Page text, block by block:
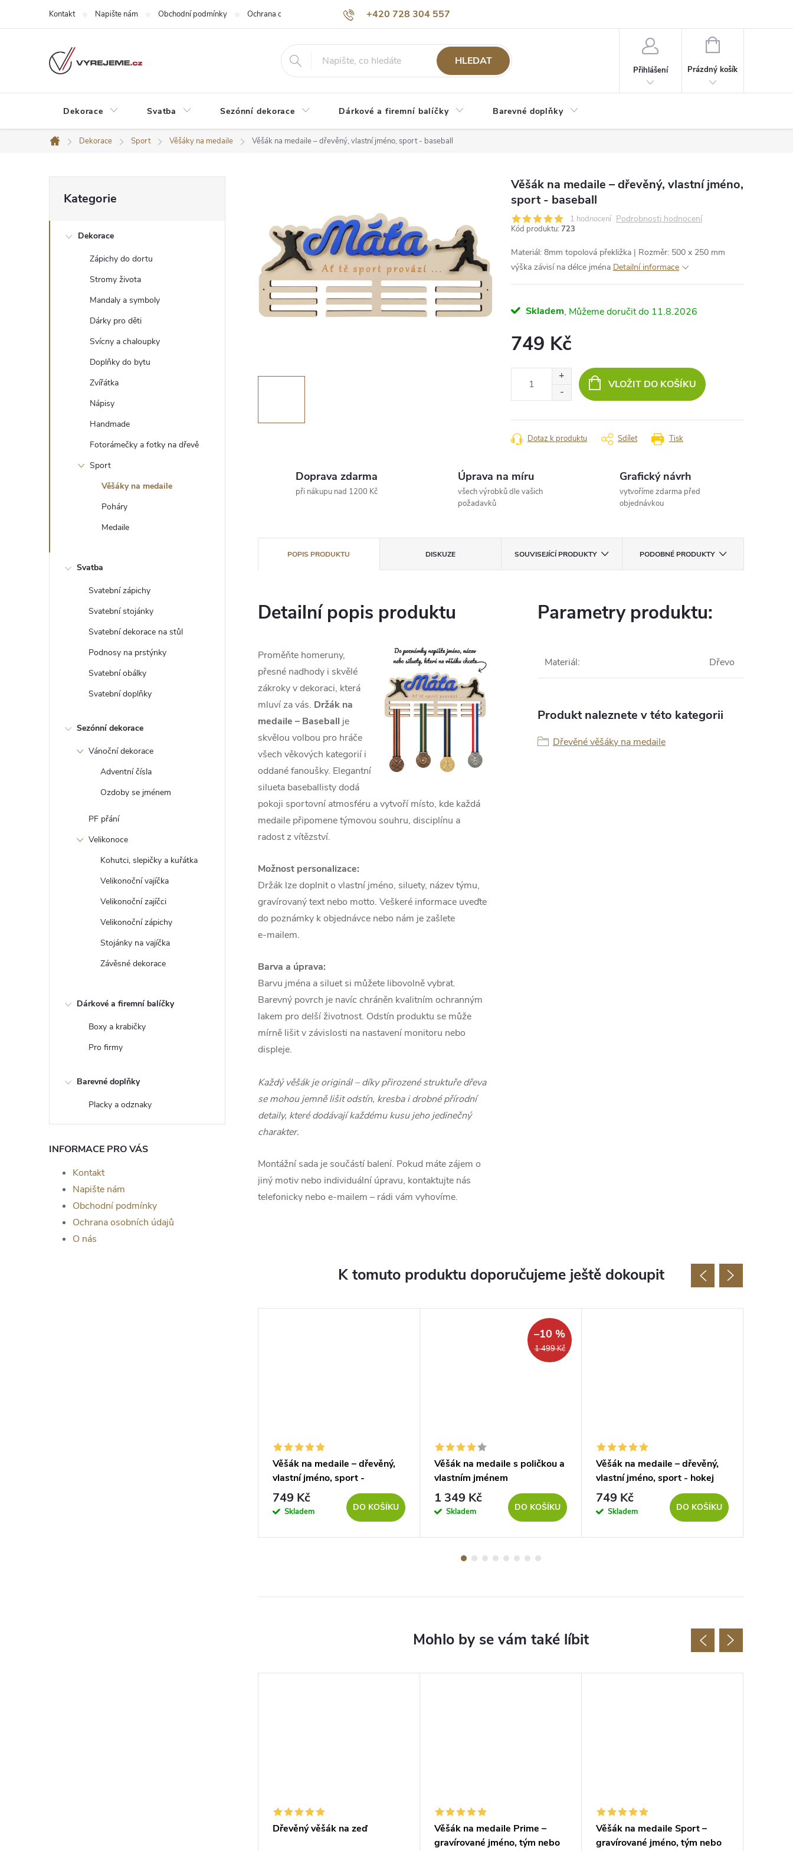
+420 728 304 557
Kontakt Napište nám Obchodní podmínky Ochrana osobních údajů O nás
HLEDAT
Přihlášení
NÁKUPNÍ
Prázdný košík
Dekorace Svatba Sezónní dekorace Dárkové a firemní balíčky Barevné doplňky
Domů
Dekorace Sport Věšáky na medaile Věšák na medaile – dřevěný, vlastní jméno, sport - baseball
o
e
kategorie
Kategorie
Dekorace
Zápichy do dortu
Stromy života
Mandaly a symboly
Dárky pro děti
Svícny a chaloupky
Doplňky do bytu
Zvířátka
Nápisy
Handmade
Fotorámečky a fotky na dřevě
Sport
Věšáky na medaile
Poháry
Medaile
Svatba
Svatební zápichy
Svatební stojánky
Svatební dekorace na stůl
Podnosy na prstýnky
Svatební obálky
Svatební doplňky
Sezónní dekorace
Vánoční dekorace
Adventní čísla
Ozdoby se jménem
PF přání
Velikonoce
Kohutci, slepičky a kuřátka
Velikonoční vajíčka
Velikonoční zajíčci
Velikonoční zápichy
Stojánky na vajíčka
Závěsné dekorace
Dárkové a firemní balíčky
Boxy a krabičky
Pro firmy
Barevné doplňky
Placky a odznaky
INFORMACE PRO VÁS
Kontakt
Napište nám
Obchodní podmínky
Ochrana osobních údajů
O nás
Věšák na medaile – dřevěný, vlastní jméno,
sport - baseball
1 hodnocení Podrobnosti hodnocení
Kód produktu: 723
Materiál: 8mm topolová překližka | Rozměr: 500 x 250 mm
výška závisí na délce jména Detailní informace
Skladem 11.8.2026
749 Kč
VLOŽIT DO KOŠÍKU
Tisk
Dotaz k produktu Sdílet
Doprava zdarma
při nákupu nad 1200 Kč
Úprava na míru
všech výrobků dle vašich
požadavků
Grafický návrh
vytvoříme zdarma před
objednávkou
POPIS PRODUKTU DISKUZE SOUVISEJÍCÍ PRODUKTY PODOBNÉ PRODUKTY
Detailní popis produktu
Proměňte homeruny,
přesné nadhody i skvělé
zákroky v dekoraci, která
mluví za vás. Držák na
medaile – Baseball je
skvělou volbou pro hráče
všech věkových kategorií i
oddané fanoušky. Elegantní
silueta baseballisty dodá
pokoji sportovní atmosféru a vytvoří místo, kde každá
medaile připomene týmovou souhru, disciplínu a
radost z vítězství.
Možnost personalizace:
Držák lze doplnit o vlastní jméno, siluety, název týmu,
gravírovaný text nebo motto. Veškeré informace uveďte
do poznámky k objednávce nebo nám je zašlete
e‑mailem.
Barva a úprava:
Barvu jména a siluet si můžete libovolně vybrat.
Barevný povrch je navíc chráněn kvalitním ochranným
lakem pro delší životnost. Odstín produktu se může
mírně lišit v závislosti na nastavení monitoru nebo
displeje.
Každý věšák je originál – díky přirozené struktuře dřeva
se mohou jemně lišit odstín, kresba i drobné přírodní
detaily, které dodávají každému kusu jeho jedinečný
charakter.
Montážní sada je součástí balení. Pokud máte zájem o
jiný motiv nebo individuální úpravu, kontaktujte nás
telefonicky nebo e‑mailem – rádi vám vyhovíme.
Parametry produktu:
Materiál: Dřevo
Produkt naleznete v této kategorii
Dřevěné věšáky na medaile
K tomuto produktu doporučujeme ještě dokoupit
Věšák na medaile – dřevěný,
vlastní jméno, sport -
rychlostní kanoistika
749 Kč
Skladem DO KOŠÍKU
1 499 Kč
–10 %
Věšák na medaile s poličkou a
vlastním jménem
1 349 Kč
Skladem DO KOŠÍKU
Věšák na medaile – dřevěný,
vlastní jméno, sport - hokej
749 Kč
Skladem DO KOŠÍKU
Dřevěný věšák na zeď
Věšák na medaile Prime –
gravírované jméno, tým nebo
Věšák na medaile Sport –
gravírované jméno, tým nebo